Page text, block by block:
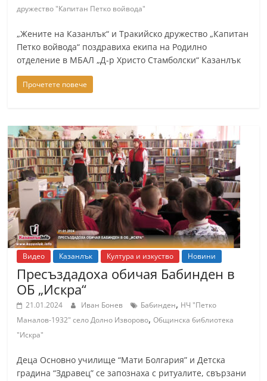
дружество "Капитан Петко войвода"
„Жените на Казанлък“ и Тракийско дружество „Капитан
Петко войвода“ поздравиха екипа на Родилно
отделение в МБАЛ „Д-р Христо Стамболски“ Казанлък
Прочетете повече
Видео Казанлък Култура и изкуство Новини
Пресъздадоха обичая Бабинден в
ОБ „Искра“
21.01.2024 Иван Бонев Бабинден, НЧ "Петко
Маналов-1932" село Долно Изворово,Общинска библиотека
"Искра"
Деца Основно училище “Мати Болгария” и Детска
градина “Здравец” се запознаха с ритуалите, свързани